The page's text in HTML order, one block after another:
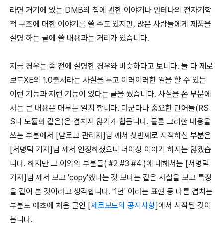
라면 거기에 있는 DMB의 칩에 관한 이야기나 안테나의 전자기학
적 구조에 대한 이야기를 쓸 수도 있지만, 많은 사람들에게 제품을
설명 하는 글에 쓸 내용과는 거리가 있습니다.
지금 경우는 좀 전에 설명한 경우와 비슷하다고 보니다. 둘 다 제로
보드XE의 1.0출시라는 사실을 두고 이러이러한 일을 할 수 있는
이런 기능과 저런 기능이 있다는 글을 썼습니다. 사실을 쓴 부분에
서는 큰 내용은 대부분 일치 합니다. 더군다나 중요한 단어들(RS
S나 모듈화 같은)은 겹치지 않기가 힙듭니다. 물론 그러한 내용을
쓰는 부분에서 [댣로그 관리자]님 께서 첫번째로 지적하신 부분은
[서명덕 기자]님 께서 인정하셨으니 더이상 이야기 하지는 않겠습
니다. 하지만 그 이외의 부분들( #2 #3 #4 )에 대해서는 [서명덕
기자]님 께서 보고 'copy'했다는 것 보다는 같은 사실을 보고 특징
을 같이 본 것이라고 생각합니다. '1년' 이라는 표현 등 다른 겹치는
부분도 애초에 처음 글인 [제로보드의 공지사항]에서 시작된 것이
봅니다.